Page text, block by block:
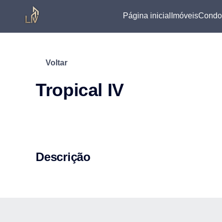
Página inicial Imóveis
Voltar
Tropical IV
Descrição